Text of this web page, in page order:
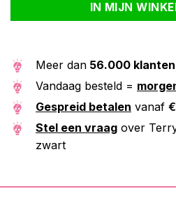
IN MIJN
Meer dan 56.000 klanten
Vandaag besteld =
Gespreid betalen vanaf €
Stel een vraag over
zwart